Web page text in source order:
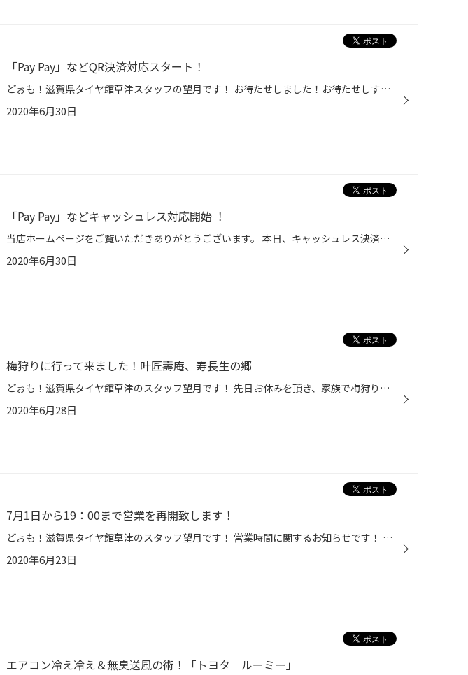
「Pay Pay」などQR決済対応スタート！
どぉも！滋賀県タイヤ館草津スタッフの望月です！ お待たせしました！お待たせしすぎたのかもしれません（笑） 当店でも「Air ペイ」導入を致しまして 本日よりQR決済が使えるようになりました！ これで「Pay Pay」「LINE Pay」「au Pay」「d払い」「アップルPay」などなど対応！ お客様の利便性が...
2020年6月30日
「Pay Pay」などキャッシュレス対応開始 ！
当店ホームページをご覧いただきありがとうございます。 本日、キャッシュレス決済システム「Airペイ」導入いたしました。 それにより従来より使用可能だったクレジットカード決済を始め 「Pay Pay」「Line Pay」「au pay」「ｄ払い」などＱＲ決済にも対応できます。 ちょっとだけ便利になったタイ...
2020年6月30日
梅狩りに行って来ました！叶匠壽庵、寿長生の郷
どぉも！滋賀県タイヤ館草津のスタッフ望月です！ 先日お休みを頂き、家族で梅狩りに行って来ました！ 「ぶどう狩り」や「いちご狩り」と違い、その場で食べれないのですが 広大な梅林の中で「ちょっとでも大きいの」と探し回るのは 宝探しの様で楽しかったです。 こんな感じで、わんさか実っていま...
2020年6月28日
7月1日から19：00まで営業を再開致します！
どぉも！滋賀県タイヤ館草津のスタッフ望月です！ 営業時間に関するお知らせです！ 当店では4月16日より18：00までの短縮営業を続けてまいりましたが 7月1日より19：00までの営業を再開致します。 短縮期間中お客様にはご不便をお掛けいたしまして、誠に申し訳ございませんでした。 これから先も地...
2020年6月23日
エアコン冷え冷え＆無臭送風の術！「トヨタ ルーミー」